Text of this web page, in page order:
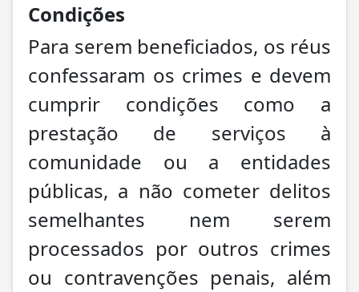
Condições
Para serem beneficiados, os réus
confessaram os crimes e devem
cumprir condições como a
prestação de serviços à
comunidade ou a entidades
públicas, a não cometer delitos
semelhantes nem serem
processados por outros crimes
ou contravenções penais, além